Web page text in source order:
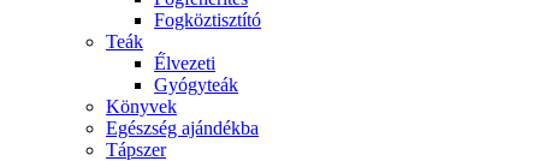
Fogköztisztító
Teák
É́lvezeti
Gyógyteák
Könyvek
Egészség ajándékba
Tápszer